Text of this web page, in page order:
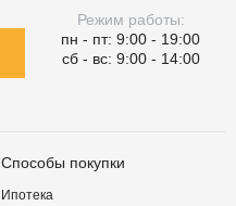
Режим работы:
пн - пт: 9:00 - 19:00
сб - вс: 9:00 - 14:00
Способы покупки
Ипотека